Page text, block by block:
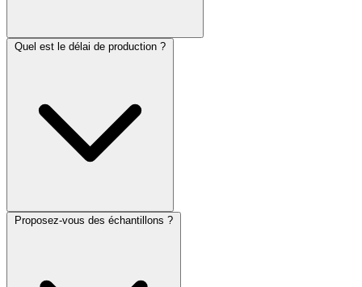
Quel est le délai de production ?
Proposez-vous des échantillons ?